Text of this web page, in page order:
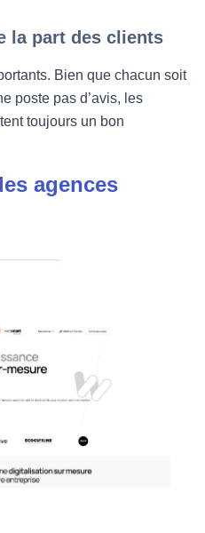
la part des clients
Bien que chacun soit
poste pas d’avis, les
toujours un bon
agences